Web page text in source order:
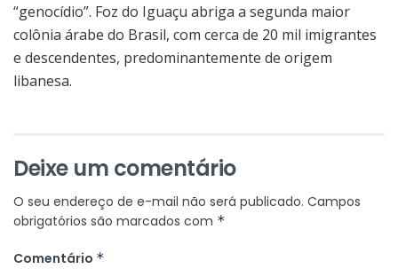
“genocídio”. Foz do Iguaçu abriga a segunda maior
colônia árabe do Brasil, com cerca de 20 mil imigrantes
e descendentes, predominantemente de origem
libanesa.
Deixe um comentário
O seu endereço de e-mail não será publicado. Campos
obrigatórios são marcados com *
Comentário *